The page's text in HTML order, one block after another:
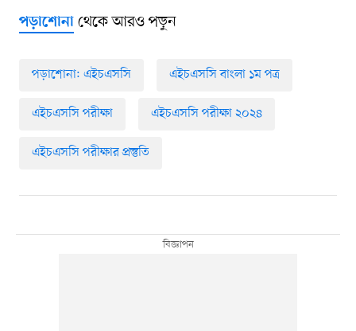
পড়াশোনাথেকে আরও পড়ুন
পড়াশোনা: এইচএসসি এইচএসসি বাংলা ১ম পত্র
এইচএসসি পরীক্ষা এইচএসসি পরীক্ষা ২০২৪
এইচএসসি পরীক্ষার প্রস্তুতি